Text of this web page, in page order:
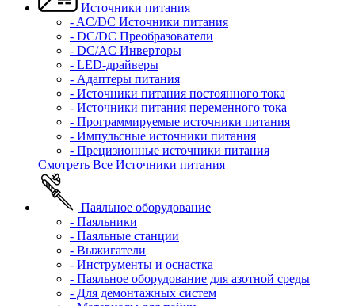
Источники питания
- AC/DC Источники питания
- DC/DC Преобразователи
- DC/AC Инверторы
- LED-драйверы
- Адаптеры питания
- Источники питания постоянного тока
- Источники питания переменного тока
- Программируемые источники питания
- Импульсные источники питания
- Прецизионные источники питания
Смотреть Все Источники питания
Паяльное оборудование
- Паяльники
- Паяльные станции
- Выжигатели
- Инструменты и оснастка
- Паяльное оборудование для азотной среды
- Для демонтажных систем